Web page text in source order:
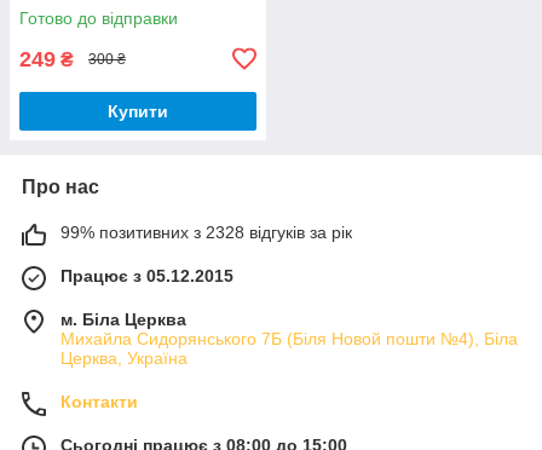
Готово до відправки
249 ₴ 300 ₴
Купити
Про нас
99% позитивних з 2328 відгуків за рік
Працює з 05.12.2015
м. Біла Церква
Михайла Сидорянського 7Б (Біля Новой пошти №4), Біла
Церква, Україна
Контакти
Сьогодні працює з 08:00 до 15:00